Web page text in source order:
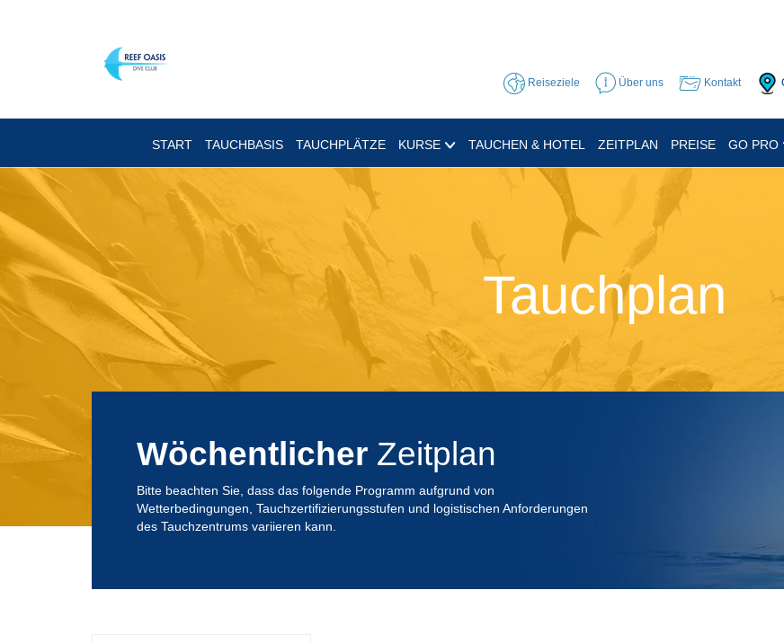
Reiseziele Über uns Kontakt
START TAUCHBASIS TAUCHPLÄTZE KURSE TAUCHEN & HOTEL ZEITPLAN PREISE GO PRO
Tauchplan
Wöchentlicher Zeitplan
Bitte beachten Sie, dass das folgende Programm aufgrund von
Wetterbedingungen, Tauchzertifizierungsstufen und logistischen Anforderungen
des Tauchzentrums variieren kann.